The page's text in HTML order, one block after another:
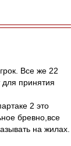
Все же 22
для принятия
2 это
бревно,все
на жилах.